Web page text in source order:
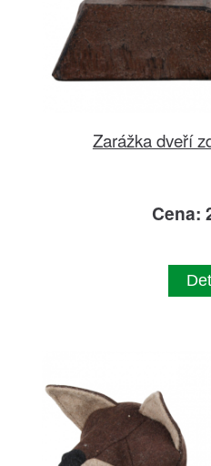
Zarážka dveří
Cena: